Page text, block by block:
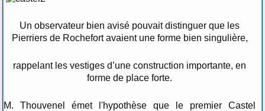
Un observateur bien avisé pouvait distinguer que les
Pierriers de Rochefort avaient une forme bien singulière,
rappelant les vestiges d’une construction importante, en
forme de place forte.
M. Thouvenel émet l'hypothèse que le premier Castel